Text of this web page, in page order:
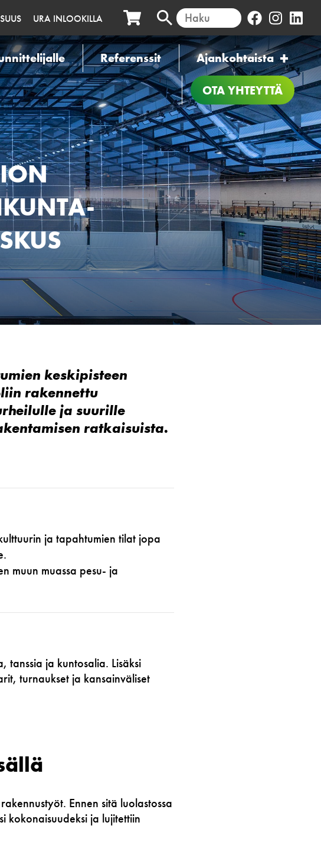
URA INLOOKILLA
Referenssit Ajankohtaista
OTA YHTEYTTÄ
keskipisteen
rakennettu
ja suurille
ratkaisuista.
ja tapahtumien tilat jopa
muun muassa pesu- ja
tanssia ja kuntosalia. Lisäksi
turnaukset ja kansainväliset
Ennen sitä luolastossa
kokonaisuudeksi ja lujitettiin